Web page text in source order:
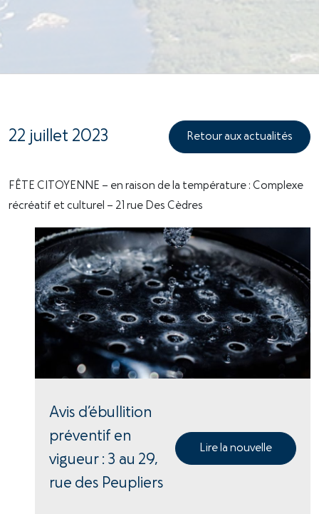
22 juillet 2023 Retour aux actualités
FÊTE CITOYENNE – en raison de la température : Complexe
récréatif et culturel – 21 rue Des Cèdres
Avis d’ébullition
préventif en
vigueur : 3 au 29,
rue des Peupliers
Lire la nouvelle